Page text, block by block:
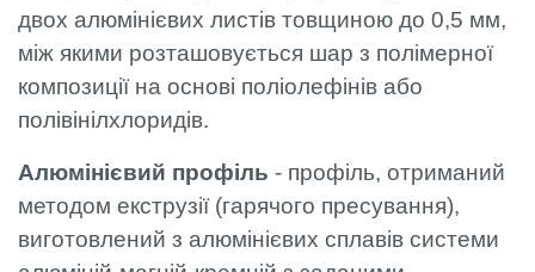
двох алюмінієвих листів товщиною до 0,5 мм,
між якими розташовується шар з полімерної
композиції на основі поліолефінів або
полівінілхлоридів.
Алюмінієвий профіль - профіль, отриманий
методом екструзії (гарячого пресування),
виготовлений з алюмінієвих сплавів системи